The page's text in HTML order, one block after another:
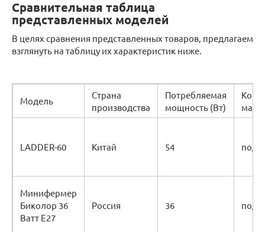
Сравнительная таблица
представленных моделей
В целях сравнения представленных товаров, предлагаем
взглянуть на таблицу их характеристик ниже.
Модель
Страна
производства
Потребляемая
мощность (Вт)
LADDER-60 Китай 54
Минифермер
Биколор 36
Ватт Е27
Россия 36